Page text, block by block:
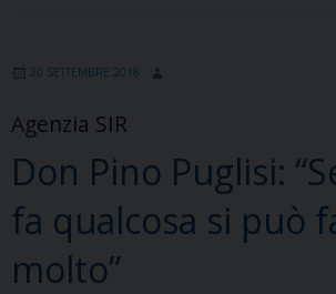
20 SETTEMBRE 2018
Agenzia SIR
Don Pino Puglisi:
fa qualcosa si può
molto”